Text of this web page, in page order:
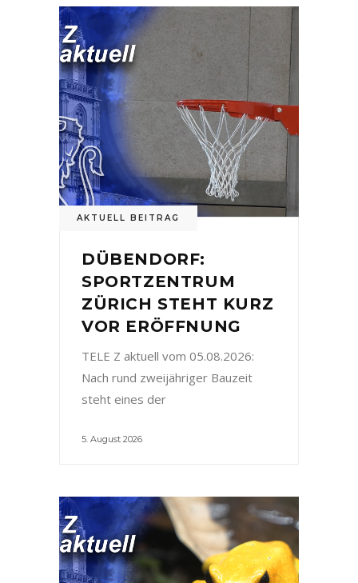
AKTUELL BEITRAG
DÜBENDORF:
SPORTZENTRUM
ZÜRICH STEHT KURZ
VOR ERÖFFNUNG
TELE Z aktuell vom 05.08.2026:
Nach rund zweijähriger Bauzeit
steht eines der
5. August 2026